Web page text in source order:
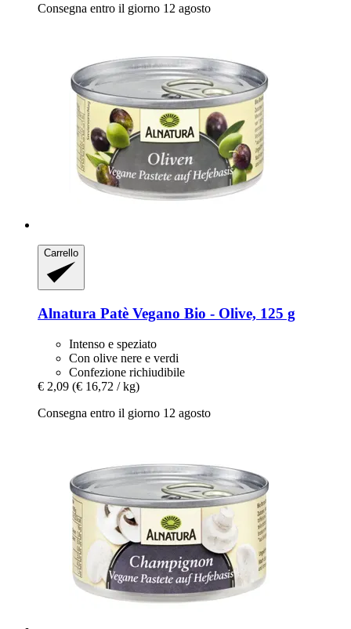
Consegna entro il giorno 12 agosto
Carrello
Alnatura Patè Vegano Bio -​ Olive, 125 g
Intenso e speziato
Con olive nere e verdi
Confezione richiudibile
€ 2,09 (€ 16,72 / kg)
Consegna entro il giorno 12 agosto